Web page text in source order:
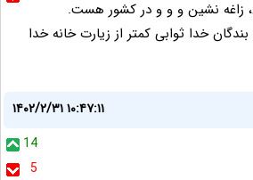
زاغه نشین و و و در کشور هست.
خدا ثوابی کمتر از زیارت خانه خدا
۱۴۰۲/۲/۳۱ ۱۰:۴۷:۱۱
14
5